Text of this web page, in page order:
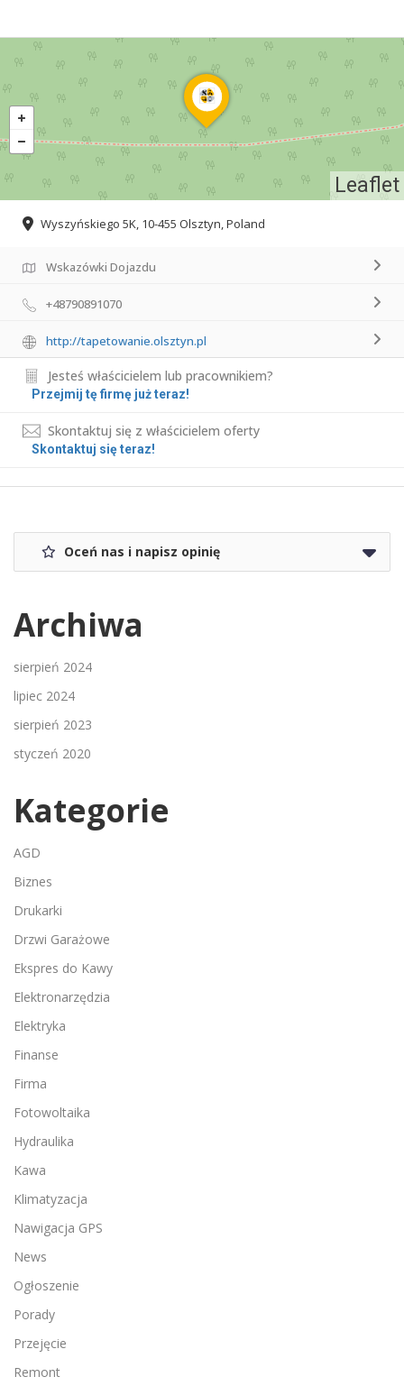
Leaflet
Wyszyńskiego 5K, 10-455 Olsztyn, Poland
Wskazówki Dojazdu
+48790891070
http://tapetowanie.olsztyn.pl
Jesteś właścicielem lub pracownikiem?
Przejmij tę firmę już teraz!
Skontaktuj się z właścicielem oferty
Skontaktuj się teraz!
Oceń nas i napisz opinię
Archiwa
sierpień 2024
lipiec 2024
sierpień 2023
styczeń 2020
Kategorie
AGD
Biznes
Drukarki
Drzwi Garażowe
Ekspres do Kawy
Elektronarzędzia
Elektryka
Finanse
Firma
Fotowoltaika
Hydraulika
Kawa
Klimatyzacja
Nawigacja GPS
News
Ogłoszenie
Porady
Przejęcie
Remont